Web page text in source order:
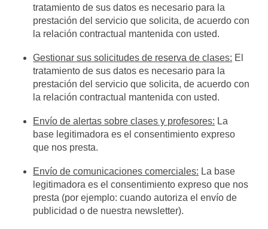
tratamiento de sus datos es necesario para la
prestación del servicio que solicita, de acuerdo con
la relación contractual mantenida con usted.
Gestionar sus solicitudes de reserva de clases: El
tratamiento de sus datos es necesario para la
prestación del servicio que solicita, de acuerdo con
la relación contractual mantenida con usted.
Envío de alertas sobre clases y profesores: La
base legitimadora es el consentimiento expreso
que nos presta.
Envío de comunicaciones comerciales: La base
legitimadora es el consentimiento expreso que nos
presta (por ejemplo: cuando autoriza el envío de
publicidad o de nuestra newsletter).